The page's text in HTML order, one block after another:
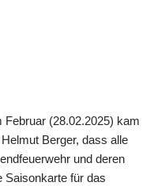
(28.02.2025) kam
Berger, dass alle
und deren
Saisonkarte für das